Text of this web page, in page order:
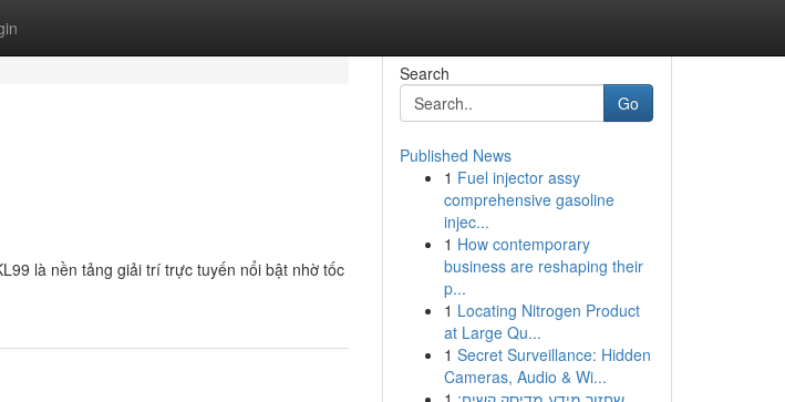
là nền tảng giải trí trực tuyến nổi bật nhờ tốc
Search
Go
Published News
1 Fuel injector assy
comprehensive gasoline
injec...
1 How contemporary
business are reshaping their
p...
1 Locating Nitrogen Product
at Large Qu...
1 Secret Surveillance: Hidden
Cameras, Audio & Wi...